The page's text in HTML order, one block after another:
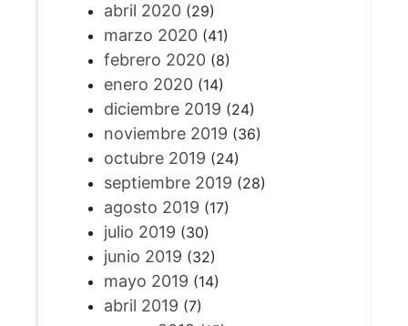
abril 2020(29)
marzo 2020(41)
febrero 2020(8)
enero 2020(14)
diciembre 2019 (24)
noviembre 2019 (36)
octubre 2019 (24)
septiembre 2019 (28)
agosto 2019 (17)
julio 2019 (30)
junio 2019 (32)
mayo 2019 (14)
abril 2019 (7)